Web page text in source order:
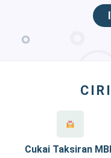
Cukai Taksiran